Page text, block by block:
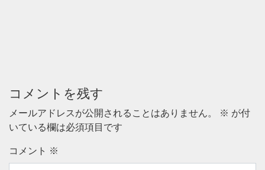
コメントを残す
メールアドレスが公開されることはありません。 ※ が付
いている欄は必須項目です
コメント ※